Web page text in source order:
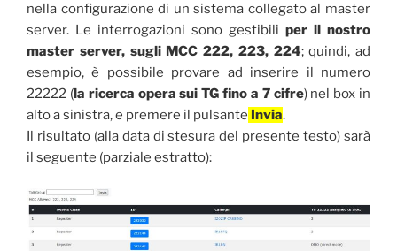
nella configurazione di un sistema collegato al master
server. Le interrogazioni sono gestibili per il nostro
master server, sugli MCC 222, 223, 224; quindi, ad
esempio, è possibile provare ad inserire il numero
22222 (la ricerca opera sui TG fino a 7 cifre) nel box in
alto a sinistra, e premere il pulsante Invia.
Il risultato (alla data di stesura del presente testo) sarà
il seguente (parziale estratto):